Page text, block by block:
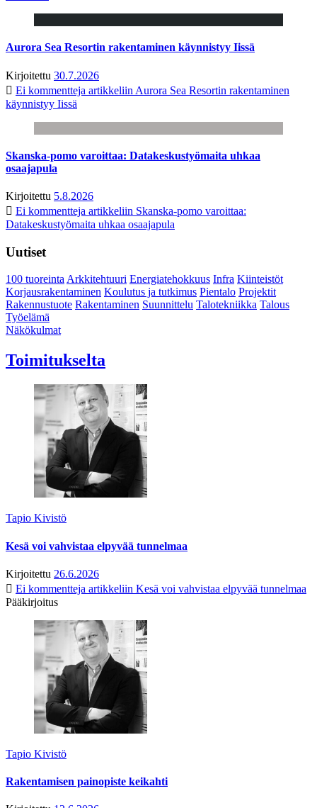
Aurora Sea Resortin rakentaminen käynnistyy Iissä
Kirjoitettu 30.7.2026
Ei kommentteja artikkeliin Aurora Sea Resortin rakentaminen
käynnistyy Iissä
Skanska-pomo varoittaa: Datakeskustyömaita uhkaa
osaajapula
Kirjoitettu 5.8.2026
Ei kommentteja artikkeliin Skanska-pomo varoittaa:
Datakeskustyömaita uhkaa osaajapula
Uutiset
100 tuoreintaArkkitehtuuri Energiatehokkuus Infra Kiinteistöt
Korjausrakentaminen Koulutus ja tutkimus Pientalo Projektit
Rakennustuote Rakentaminen Suunnittelu Talotekniikka Talous
Työelämä
Näkökulmat
Toimitukselta
Tapio Kivistö
Kesä voi vahvistaa elpyvää tunnelmaa
Kirjoitettu 26.6.2026
Ei kommentteja artikkeliin Kesä voi vahvistaa elpyvää tunnelmaa
Pääkirjoitus
Tapio Kivistö
Rakentamisen painopiste keikahti